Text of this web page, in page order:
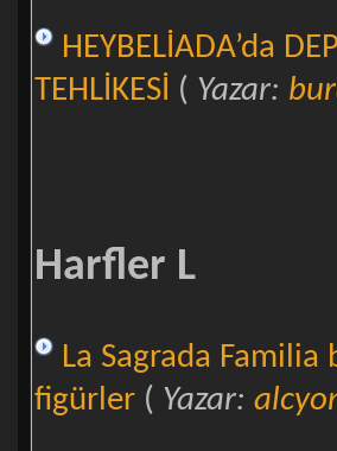
HEYBELİADA’da
TEHLİKESİ ( Yazar:
Harfler L
La Sagrada
figürler( Yazar: